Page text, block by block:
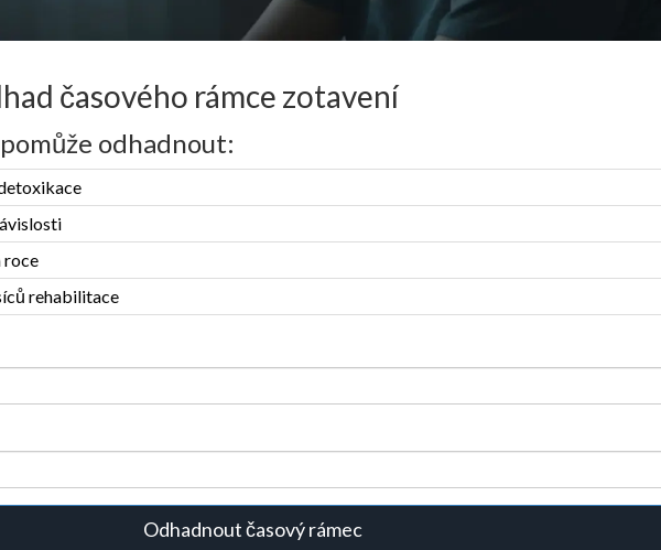
časového rámce zotavení
odhadnout:
roce
rehabilitace
Odhadnout časový rámec